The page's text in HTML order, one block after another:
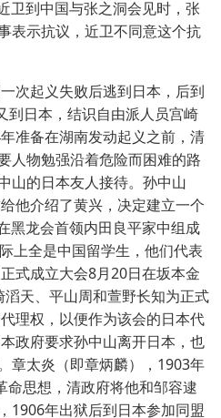
卫到中国与张之洞会见时，张
表示抗议，近卫不同意这个抗
起义失败后逃到日本，后到
到日本，结识自由派人员宫崎
准备在湖南发动起义之前，清
人物勉强沿着危险而困难的路
山的日本友人接待。孙中山
他介绍了黄兴，决定建立一个
黑龙会首领内田良平家中组成
上全是中国留学生，他们代表
式成立大会8月20日在坂本金
天、平山周和萱野长知为正式
理权，以便作为该会的日本代
政府要求孙中山离开日本，也
章太炎（即章炳麟），1903年
命思想，清政府将他和邹容逮
1906年出狱后到日本参加同盟